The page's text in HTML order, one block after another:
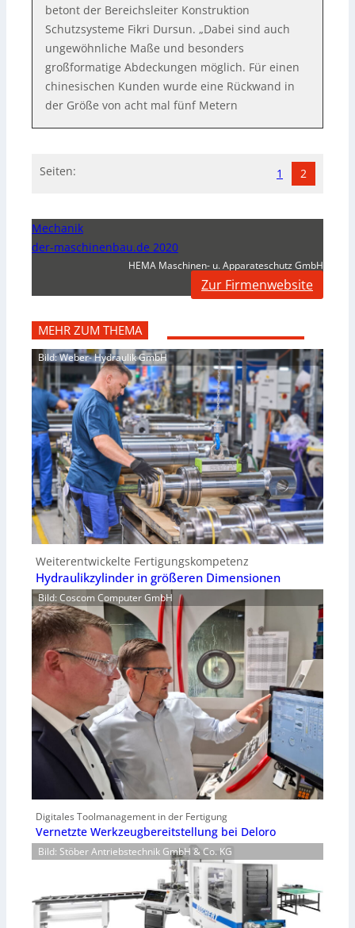
betont der Bereichsleiter Konstruktion
Schutzsysteme Fikri Dursun. „Dabei sind auch
ungewöhnliche Maße und besonders
großformatige Abdeckungen möglich. Für einen
chinesischen Kunden wurde eine Rückwand in
der Größe von acht mal fünf Metern
Seiten: 1 2
Mechanik
der-maschinenbau.de 2020
HEMA Maschinen- u. Apparateschutz GmbH
Zur Firmenwebsite
MEHR ZUM THEMA
Bild: Weber- Hydraulik GmbH
Weiterentwickelte Fertigungskompetenz
Hydraulikzylinder in größeren Dimensionen
Bild: Coscom Computer GmbH
Digitales Toolmanagement in der Fertigung
Vernetzte Werkzeugbereitstellung bei Deloro
Bild: Stöber Antriebstechnik GmbH & Co. KG